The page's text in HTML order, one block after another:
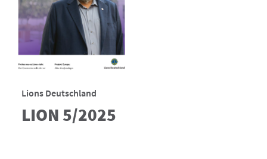
Lions Deutschland
LION 5/2025